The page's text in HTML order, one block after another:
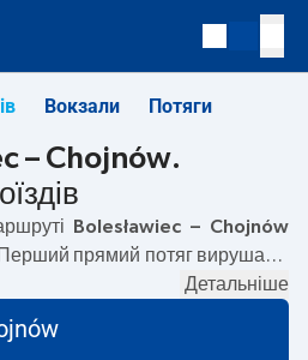
Вокзали Потяги
– Chojnów.
Bolesławiec – Chojnów
. Перший прямий потяг вирушає о
маршрут
Детальніше